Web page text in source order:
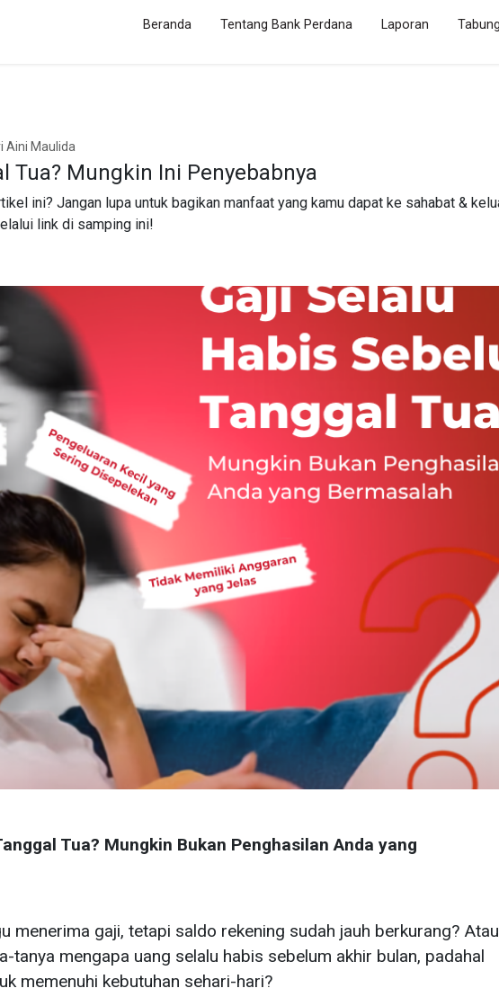
Beranda (current)Tentang Bank Perdana Laporan
Aini Maulida
Tua? Mungkin Ini Penyebabnya
ini? Jangan lupa untuk bagikan manfaat yang kamu dapat ke sahabat &
link di samping ini!
Tua? Mungkin Bukan Penghasilan Anda yang
menerima gaji, tetapi saldo rekening sudah jauh berkurang? Atau
tanya mengapa uang selalu habis sebelum akhir bulan, padahal
memenuhi kebutuhan sehari-hari?